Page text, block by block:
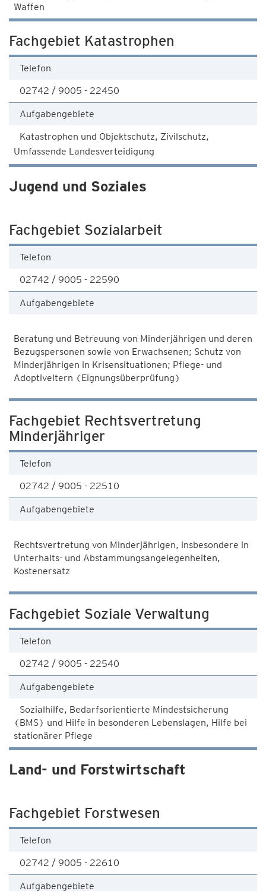
Waffen
Fachgebiet Katastrophen
Telefon
02742 / 9005 - 22450
Aufgabengebiete
Katastrophen und Objektschutz, Zivilschutz,
Umfassende Landesverteidigung
Jugend und Soziales
Fachgebiet Sozialarbeit
Telefon
02742 / 9005 - 22590
Aufgabengebiete
Beratung und Betreuung von Minderjährigen und deren
Bezugspersonen sowie von Erwachsenen; Schutz von
Minderjährigen in Krisensituationen; Pflege- und
Adoptiveltern (Eignungsüberprüfung)
Fachgebiet Rechtsvertretung
Minderjähriger
Telefon
02742 / 9005 - 22510
Aufgabengebiete
Rechtsvertretung von Minderjährigen, insbesondere in
Unterhalts- und Abstammungsangelegenheiten,
Kostenersatz
Fachgebiet Soziale Verwaltung
Telefon
02742 / 9005 - 22540
Aufgabengebiete
Sozialhilfe, Bedarfsorientierte Mindestsicherung
(BMS) und Hilfe in besonderen Lebenslagen, Hilfe bei
stationärer Pflege
Land- und Forstwirtschaft
Fachgebiet Forstwesen
Telefon
02742 / 9005 - 22610
Aufgabengebiete